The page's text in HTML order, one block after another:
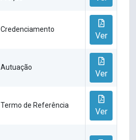
Credenciamento
Ver
Autuação
Ver
Termo de Referência
Ver